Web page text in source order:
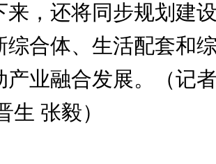
来，还将同步规划建
综合体、生活配套和
产业融合发展。（记
生 张毅）